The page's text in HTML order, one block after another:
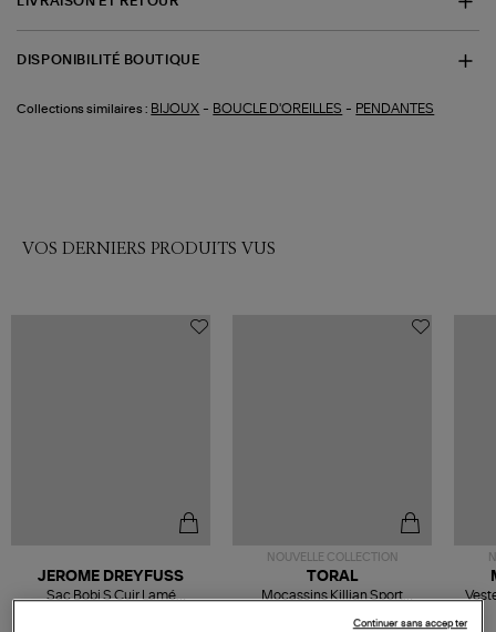
DISPONIBILITÉ BOUTIQUE
Collections similaires : BIJOUX - BOUCLE D'OREILLES - PENDANTES
VOS DERNIERS PRODUITS VUS
JEROME DREYFUSS
Sac Bobi S Cuir Lamé
NOUVELLE COLLECTION
TORAL
Mocassins Killian Sport
Continuer sans accepter